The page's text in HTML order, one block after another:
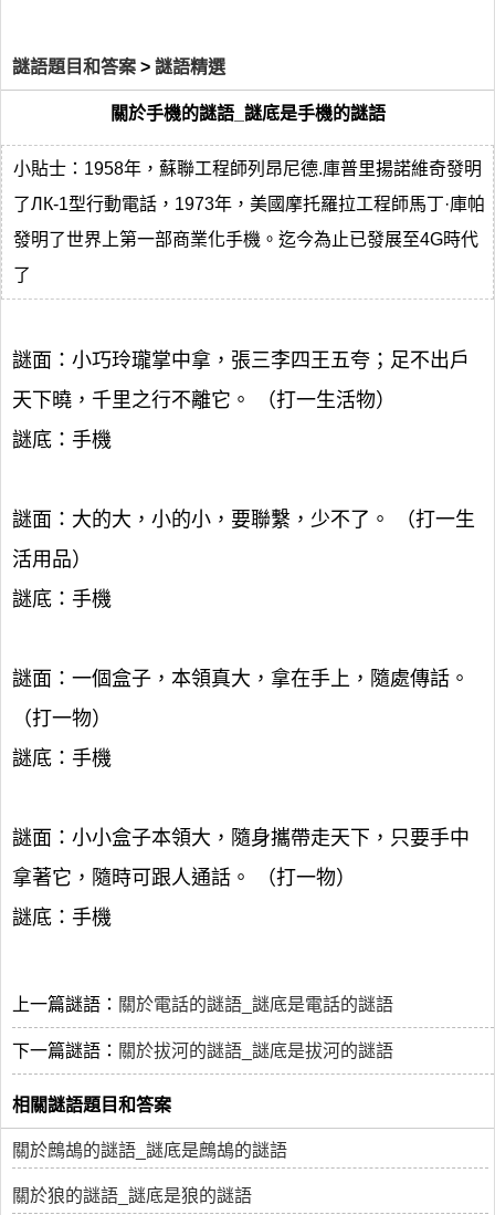
謎語題目和答案 > 謎語精選
關於手機的謎語_謎底是手機的謎語
小貼士：1958年，蘇聯工程師列昂尼德.庫普里揚諾維奇發明
了ЛК-1型行動電話，1973年，美國摩托羅拉工程師馬丁·庫帕
發明了世界上第一部商業化手機。迄今為止已發展至4G時代
了
謎面：小巧玲瓏掌中拿，張三李四王五夸；足不出戶
天下曉，千里之行不離它。 （打一生活物）
謎底：手機
謎面：大的大，小的小，要聯繫，少不了。 （打一生
活用品）
謎底：手機
謎面：一個盒子，本領真大，拿在手上，隨處傳話。
（打一物）
謎底：手機
謎面：小小盒子本領大，隨身攜帶走天下，只要手中
拿著它，隨時可跟人通話。 （打一物）
謎底：手機
上一篇謎語： 關於電話的謎語_謎底是電話的謎語
下一篇謎語： 關於拔河的謎語_謎底是拔河的謎語
相關謎語題目和答案
關於鷓鴣的謎語_謎底是鷓鴣的謎語
關於狼的謎語_謎底是狼的謎語